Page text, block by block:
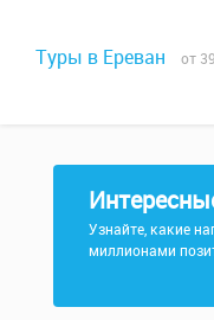
Туры в Ереван от
Узнайте, какие
миллионами